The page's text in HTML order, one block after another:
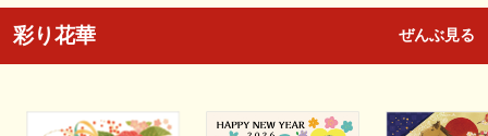
彩り花華 ぜんぶ見る